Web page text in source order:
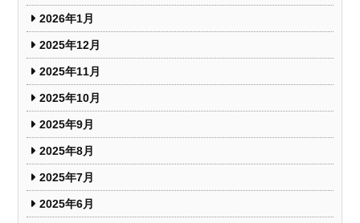
2026年1月
2025年12月
2025年11月
2025年10月
2025年9月
2025年8月
2025年7月
2025年6月